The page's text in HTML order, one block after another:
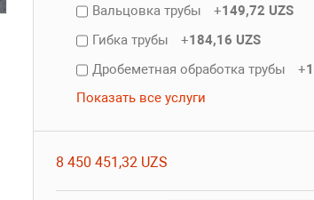
Вальцовка трубы
+149,72 UZS
Гибка трубы
+184,16 UZS
Дробеметная обработка трубы
+
Показать все услуги
8 450 451,32 UZS